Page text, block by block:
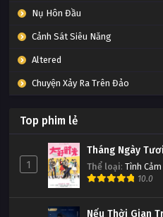
Nụ Hôn Đầu
Cảnh Sát Siêu Năng
Altered
Chuyện Xảy Ra Trên Đảo
Top phim lẻ
1
Tháng Ngày
Thể loại: Tình Cảm
10.0
Nếu Thời Gian